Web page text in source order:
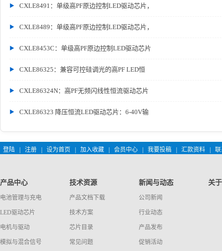
CXLE8491：单级高PF原边控制LED驱动芯片，
CXLE8489：单级高PF原边控制LED驱动芯片，
CXLE8453C：单级高PF原边控制LED驱动芯片
CXLE86325：兼容可控硅调光的高PF LED恒
CXLE86324N：高PF无频闪线性恒流驱动芯片
CXLE86323 降压恒流LED驱动芯片：6-40V输
登陆 注册 设为首页 加入收藏 会员中心 我要投稿 汇款资料
产品中心
电池管理与充电
LED驱动芯片
电机与驱动
模拟与混合信号
技术资源
产品文档下载
技术方案
芯片目录
常见问题
新闻与动态
公司新闻
行业动态
产品发布
促销活动
关